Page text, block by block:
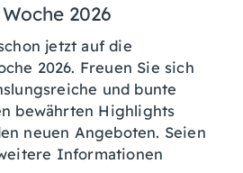
2026
jetzt auf die
2026. Freuen Sie sich
und bunte
bewährten Highlights
neuen Angeboten. Seien
Informationen